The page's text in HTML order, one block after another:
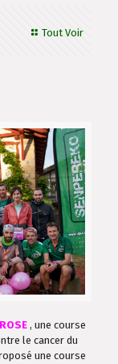
Tout Voir
, une course
le cancer du
une course